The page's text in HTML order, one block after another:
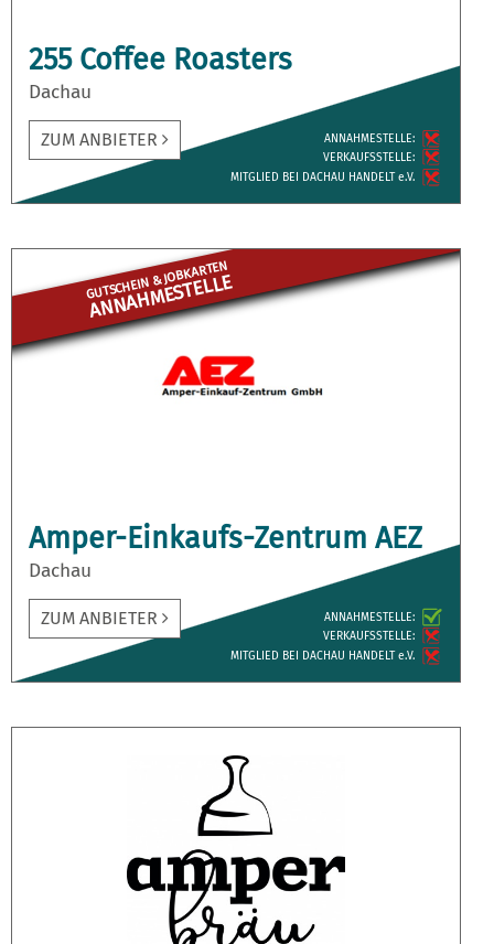
255 Coffee Roasters
Dachau
ZUM ANBIETER
ANNAH­MESTELLE:
VERKAUFS­STELLE:
MITGLIED BEI DACHAU HANDELT e.V.
GUTSCHEIN & JOBKARTEN
ANNAHME­STELLE
Amper-Einkaufs-Zentrum AEZ
Dachau
ZUM ANBIETER
ANNAH­MESTELLE:
VERKAUFS­STELLE:
MITGLIED BEI DACHAU HANDELT e.V.